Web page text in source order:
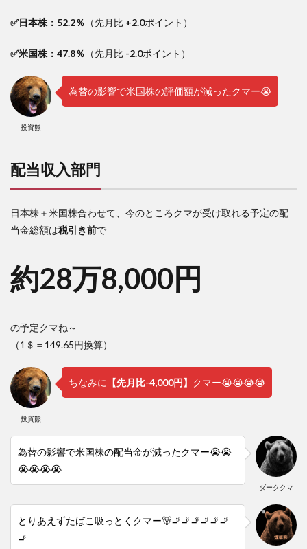
✅日本株：52.2％ （先月比 +2.0ポイント）
✅米国株：47.8％ （先月比 -2.0ポイント）
投資熊
為替の影響で米国株の評価額が減ったクマー😭
配当収入部門
日本株＋米国株合わせて、今のところクマが受け取れる予定の配
当金総額は税引き前で
約28万8,000円
の予定クマね～
（1＄＝149.65円換算）
投資熊
ちなみに 【先月比-4,000円】 クマー😭😭😭😭
ダーククマ
為替の影響で米国株の配当金が減ったクマー😭😭
😭😭😭😭
とりあえずたばこ吸っとくクマー🐻🚬🚬🚬🚬🚬🚬
🚬